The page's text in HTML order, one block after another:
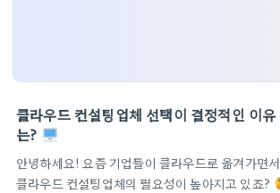
클라우드 컨설팅업체 선택이 결정적인 이유
는?
안녕하세요! 요즘 기업들이 클라우드로 옮겨가면서
클라우드 컨설팅업체의 필요성이 높아지고 있죠?